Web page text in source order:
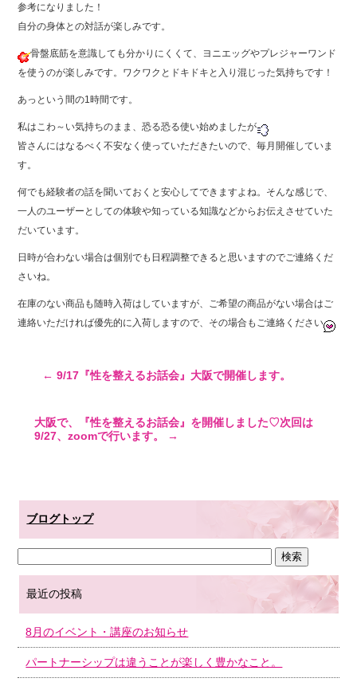
参考になりました！
自分の身体との対話が楽しみです。
骨盤底筋を意識しても分かりにくくて、ヨニエッグやプレジャーワンド
を使うのが楽しみです。ワクワクとドキドキと入り混じった気持ちです！
あっという間の1時間です。
私はこわ～い気持ちのまま、恐る恐る使い始めましたが
皆さんにはなるべく不安なく使っていただきたいので、毎月開催していま
す。
何でも経験者の話を聞いておくと安心してできますよね。そんな感じで、
一人のユーザーとしての体験や知っている知識などからお伝えさせていた
だいています。
日時が合わない場合は個別でも日程調整できると思いますのでご連絡くだ
さいね。
在庫のない商品も随時入荷はしていますが、ご希望の商品がない場合はご
連絡いただければ優先的に入荷しますので、その場合もご連絡ください
← 9/17『性を整えるお話会』大阪で開催します。
大阪で、『性を整えるお話会』を開催しました♡次回は
9/27、zoomで行います。
→
ブログトップ
最近の投稿
8月のイベント・講座のお知らせ
パートナーシップは違うことが楽しく豊かなこと。